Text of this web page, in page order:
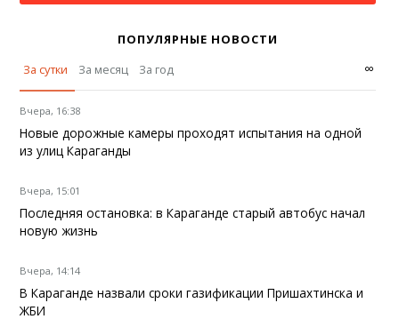
ПОПУЛЯРНЫЕ НОВОСТИ
За сутки
За месяц За год ∞
Вчера, 16:38
Новые дорожные камеры проходят испытания на одной
из улиц Караганды
Вчера, 15:01
Последняя остановка: в Караганде старый автобус начал
новую жизнь
Вчера, 14:14
В Караганде назвали сроки газификации Пришахтинска и
ЖБИ